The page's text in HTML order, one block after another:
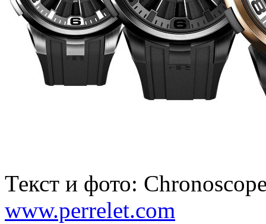
Текст и фото:
www.perrelet.com